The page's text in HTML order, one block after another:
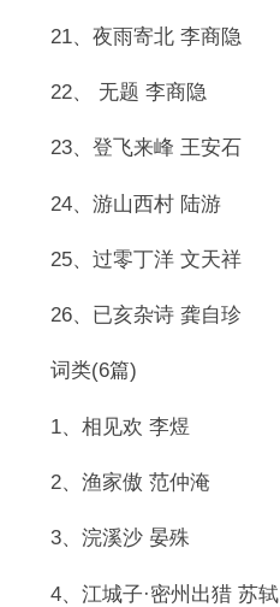
21、夜雨寄北 李商隐
22、 无题 李商隐
23、登飞来峰 王安石
24、游山西村 陆游
25、过零丁洋 文天祥
26、已亥杂诗 龚自珍
词类(6篇)
1、相见欢 李煜
2、渔家傲 范仲淹
3、浣溪沙 晏殊
4、江城子·密州出猎 苏轼